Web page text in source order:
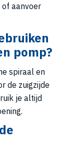
aanvoer
pomp?
spiraal en
de zuigzijde
je altijd